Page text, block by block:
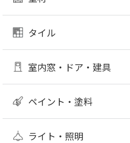
タイル
室内窓・ドア・建具
ペイント・塗料
ライト・照明